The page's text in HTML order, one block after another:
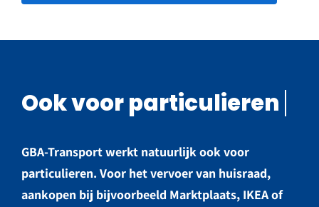
GBA-Transport werkt natuurlijk ook voor
particulieren. Voor het vervoer van huisraad,
aankopen bij bijvoorbeeld Marktplaats, IKEA of